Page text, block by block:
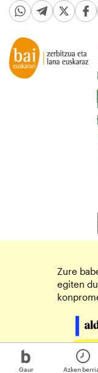
Gaur Azken
Zure
egiten